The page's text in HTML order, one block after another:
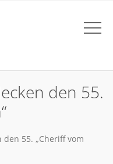
den 55.
den 55. „Cheriff vom